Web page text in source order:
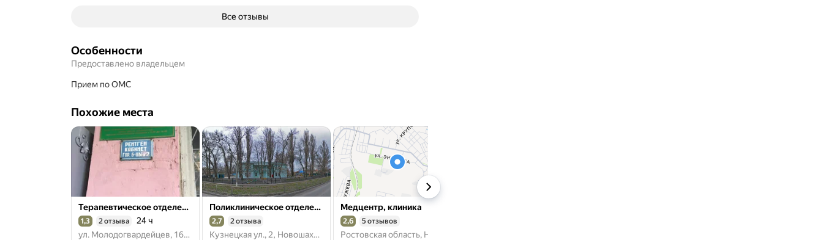
Все отзывы
Особенности
Предоставлено владельцем
прием по ОМС
Похожие места
Терапевтическое отделение № 3
Рейтинг 1,3 из 5
1,3 2 отзыва
24 ч
ул. Молодогвардейцев, 16/4, Новошахтинск
Поликлиническое отделение Городской Больницы № 2
Рейтинг 2,7 из 5
2,7 2 отзыва
Кузнецкая ул., 2, Новошахтинск
Медцентр, клиника
Рейтинг 2,6 из 5
2,6 5 отзывов